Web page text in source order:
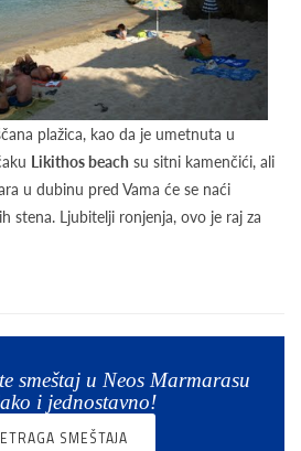
plažica, kao da je umetnuta u
Likithos beach su sitni kamenčići, ali
u dubinu pred Vama će se naći
stena. Ljubitelji ronjenja, ovo je raj za
smeštaj u Neos Marmarasu
i jednostavno!
SMEŠTAJA